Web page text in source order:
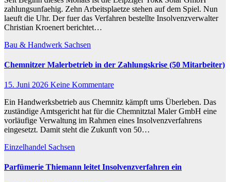
zahlungsunfaehig. Zehn Arbeitsplaetze stehen auf dem Spiel. Nun
laeuft die Uhr. Der fuer das Verfahren bestellte Insolvenzverwalter
Christian Kroenert berichtet…
Bau & Handwerk Sachsen
Chemnitzer Malerbetrieb in der Zahlungskrise (50 Mitarbeiter)
15. Juni 2026 Keine Kommentare
Ein Handwerksbetrieb aus Chemnitz kämpft ums Überleben. Das
zuständige Amtsgericht hat für die Chemnitztal Maler GmbH eine
vorläufige Verwaltung im Rahmen eines Insolvenzverfahrens
eingesetzt. Damit steht die Zukunft von 50…
Einzelhandel Sachsen
Parfümerie Thiemann leitet Insolvenzverfahren ein